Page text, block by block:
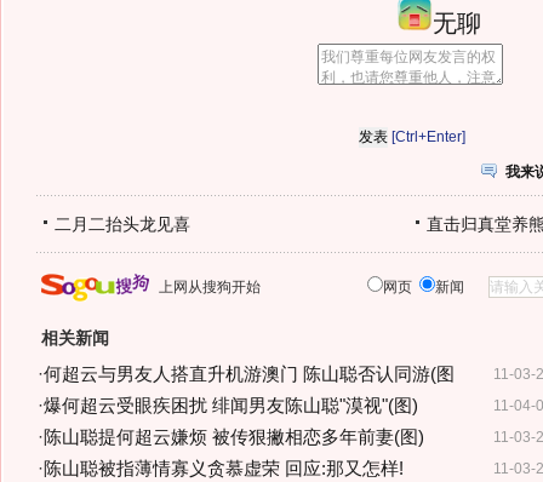
无聊
[Ctrl+Enter]
我来
二月二抬头龙见喜 直击归真堂养
上网从搜狗开始 网页 新闻
相关新闻
11-03-
·何超云与男友人搭直升机游澳门 陈山聪否认同游(图
11-04-
·爆何超云受眼疾困扰 绯闻男友陈山聪"漠视"(图)
11-03-
·陈山聪提何超云嫌烦 被传狠撇相恋多年前妻(图)
11-03-
·陈山聪被指薄情寡义贪慕虚荣 回应:那又怎样!